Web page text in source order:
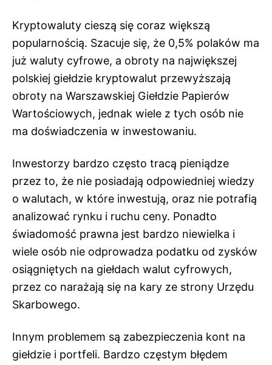
Kryptowaluty cieszą się coraz większą
popularnością. Szacuje się, że 0,5% polaków ma
już waluty cyfrowe, a obroty na największej
polskiej giełdzie kryptowalut przewyższają
obroty na Warszawskiej Giełdzie Papierów
Wartościowych, jednak wiele z tych osób nie
ma doświadczenia w inwestowaniu.
Inwestorzy bardzo często tracą pieniądze
przez to, że nie posiadają odpowiedniej wiedzy
o walutach, w które inwestują, oraz nie potrafią
analizować rynku i ruchu ceny. Ponadto
świadomość prawna jest bardzo niewielka i
wiele osób nie odprowadza podatku od zysków
osiągniętych na giełdach walut cyfrowych,
przez co narażają się na kary ze strony Urzędu
Skarbowego.
Innym problemem są zabezpieczenia kont na
giełdzie i portfeli. Bardzo częstym błędem